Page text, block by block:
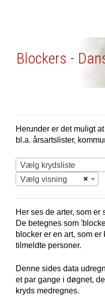
Blockers -
Herunder er det muligt
bl.a. årsartslister,
Vælg krydsliste
×
Vælg visning
Her ses de arter, som
De betegnes som
blocker er en art, som
tilmeldte personer.
Denne sides data
et par gange i døgnet,
kryds medregnes.